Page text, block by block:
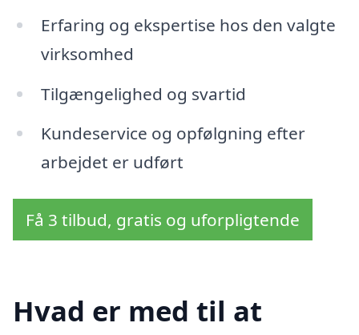
Erfaring og ekspertise hos den valgte
virksomhed
Tilgængelighed og svartid
Kundeservice og opfølgning efter
arbejdet er udført
Få 3 tilbud, gratis og uforpligtende
Hvad er med til at